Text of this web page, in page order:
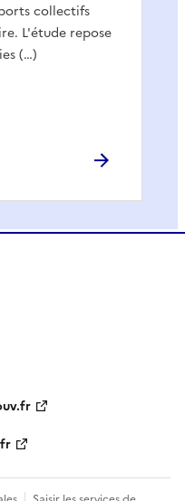
collectifs
L'étude repose
(…)